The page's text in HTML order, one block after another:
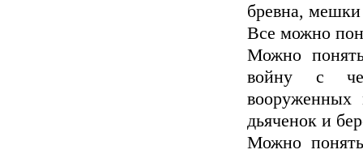
бревна,
Все можно
Можно
войну с
вооруженных
дьяченок и
Можно